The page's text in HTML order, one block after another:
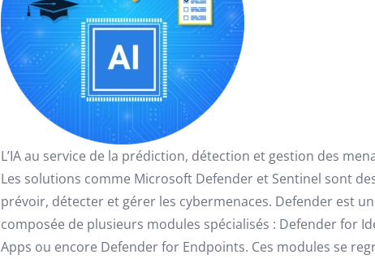
L’IA au service de la prédiction, détection et gestion des
Les solutions comme Microsoft Defender et Sentinel sont
prévoir, détecter et gérer les cybermenaces. Defender est
composée de plusieurs modules spécialisés : Defender for
Apps ou encore Defender for Endpoints. Ces modules se